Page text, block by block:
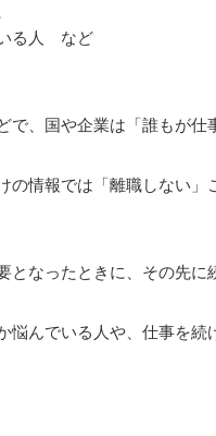
る人 など
で、国や企業は「誰もが仕
の情報では「離職しない
となったときに、その先
悩んでいる人や、仕事を